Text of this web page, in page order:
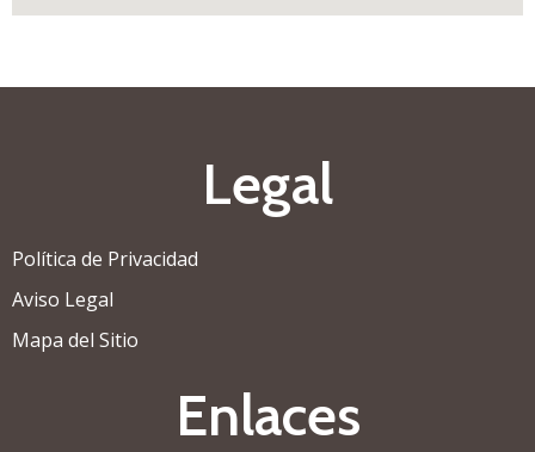
Legal
Política de Privacidad
Aviso Legal
Mapa del Sitio
Enlaces